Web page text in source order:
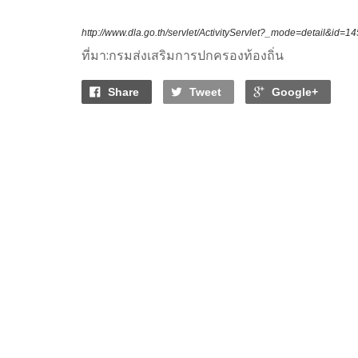
http://www.dla.go.th/servlet/
ที่มา:กรมส่งเสริมการปกครองท้องถิ่น
Share Tweet Google+